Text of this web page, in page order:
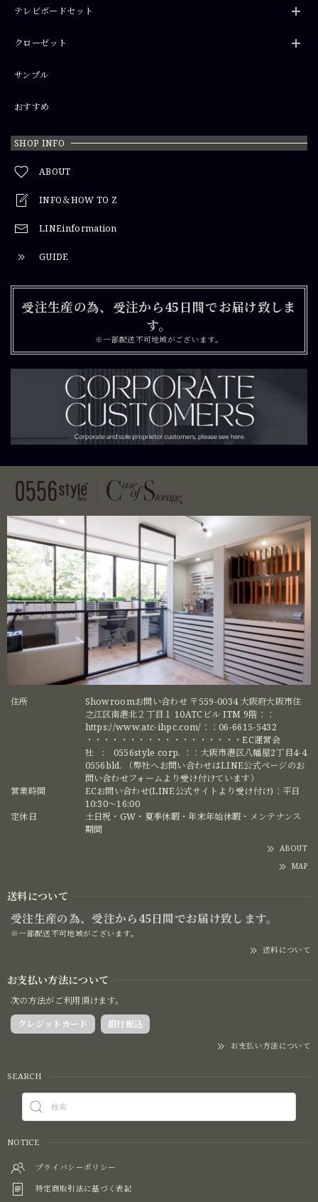
テレビボードセット
クローゼット
サンプル
おすすめ
SHOP INFO
ABOUT
INFO＆HOW TO Z
LINEinformation
GUIDE
受注生産の為、受注から45日間でお届け致しま
す。
※一部配送不可地域がございます。
住所
Showroomお問い合わせ 〒559-0034 大阪府大阪市住
之江区南港北２丁目１ 10ATCビル ITM 9階：：
https://www.atc-ihpc.com/：：06-6615-5432
・・・・・・・・・・・・・・・・・・EC運営会
社 : 0556style corp. ：：大阪市港区八幡屋2丁目4-4
0556bld. （弊社へお問い合わせはLINE公式ページのお
問い合わせフォームより受け付けています）
営業時間
ECお問い合わせ(LINE公式サイトより受け付け)：平日
10:30〜16:00
定休日
土日祝・GW・夏季休暇・年末年始休暇・メンテナンス
期間
ABOUT
MAP
送料について
受注生産の為、受注から45日間でお届け致します。
※一部配送不可地域がございます。
送料について
お支払い方法について
次の方法がご利用頂けます。
クレジットカード
銀行振込
お支払い方法について
SEARCH
NOTICE
プライバシーポリシー
特定商取引法に基づく表記